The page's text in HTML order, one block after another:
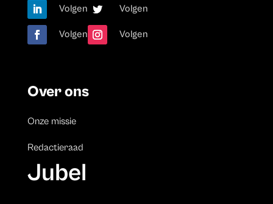
Volgen Volgen
Volgen Volgen
Over ons
Onze missie
Redactieraad
Jubel